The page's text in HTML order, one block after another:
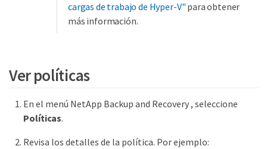
cargas de trabajo de Hyper-V" para obtener
más información.
Ver políticas
En el menú NetApp Backup and Recovery , seleccione
Políticas.
Revisa los detalles de la política. Por ejemplo: